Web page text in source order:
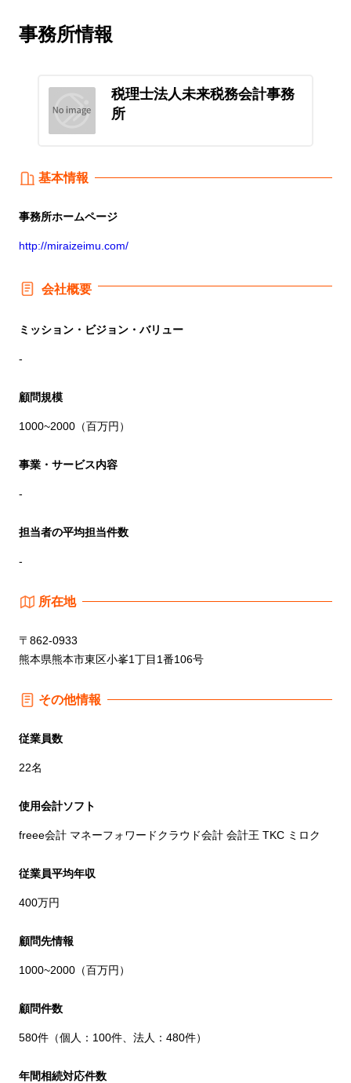
事務所情報
税理士法人未来税務会計事務
所
基本情報
事務所ホームページ
http://miraizeimu.com/
会社概要
ミッション・ビジョン・バリュー
-
顧問規模
1000~2000（百万円）
事業・サービス内容
-
担当者の平均担当件数
-
所在地
〒862-0933
熊本県熊本市東区小峯1丁目1番106号
その他情報
従業員数
22名
使用会計ソフト
freee会計 マネーフォワードクラウド会計 会計王 TKC ミロク
従業員平均年収
400万円
顧問先情報
1000~2000（百万円）
顧問件数
580件（個人：100件、法人：480件）
年間相続対応件数